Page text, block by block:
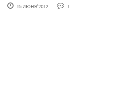
15 ИЮНЯ'2012 1